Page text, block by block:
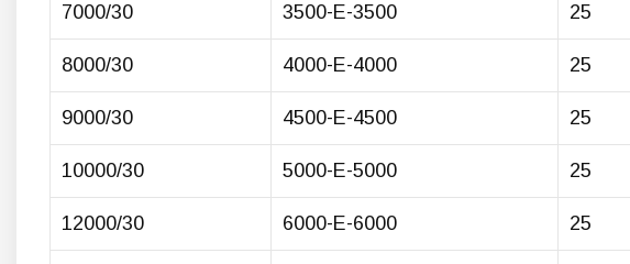
7000/30 3500-E-3500 25
8000/30 4000-E-4000 25
9000/30 4500-E-4500 25
10000/30 5000-E-5000 25
12000/30 6000-E-6000 25